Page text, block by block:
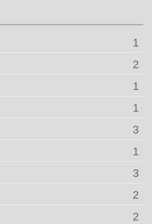
1
2
1
1
3
1
3
2
2